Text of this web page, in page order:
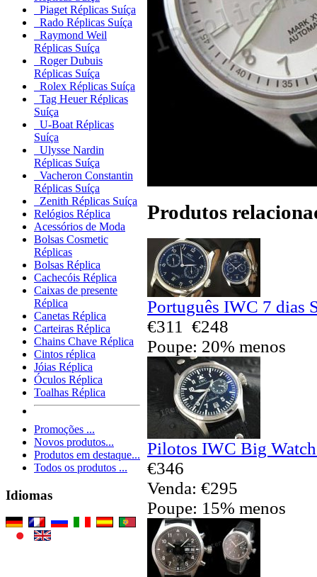
Piaget Réplicas Suíça
Rado Réplicas Suíça
Raymond Weil
Réplicas Suíça
Roger Dubuis
Réplicas Suíça
Rolex Réplicas Suíça
Tag Heuer Réplicas
Suíça
U-Boat Réplicas
Suíça
Ulysse Nardin
Réplicas Suíça
Vacheron Constantin
Réplicas Suíça
Zenith Réplicas Suíça
Relógios Réplica
Acessórios de Moda
Bolsas Cosmetic
Réplicas
Bolsas Réplica
Cachecóis Réplica
Caixas de presente
Réplica
Canetas Réplica
Carteiras Réplica
Chains Chave Réplica
Cintos réplica
Jóias Réplica
Óculos Réplica
Toalhas Réplica
Promoções ...
Novos produtos...
Produtos em destaque...
Todos os produtos ...
Idiomas
Produtos
Português IWC 7 dias
€311
€248
Poupe: 20% menos
Pilotos IWC Big
€346
Venda: €295
Poupe: 15% menos